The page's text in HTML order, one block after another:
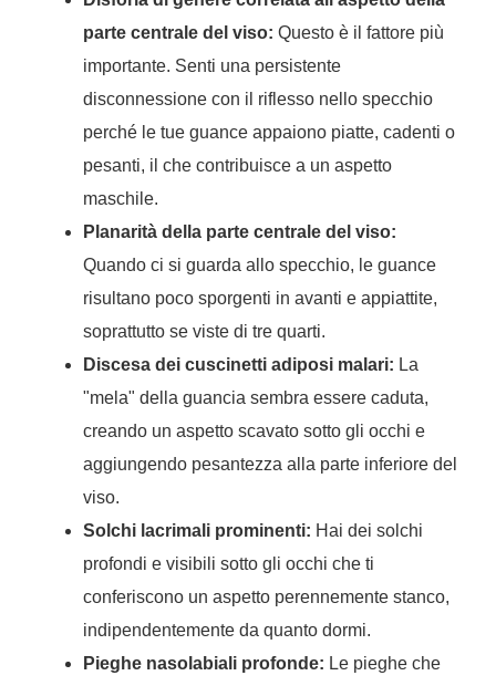
parte centrale del viso: Questo è il fattore più
importante. Senti una persistente
disconnessione con il riflesso nello specchio
perché le tue guance appaiono piatte, cadenti o
pesanti, il che contribuisce a un aspetto
maschile.
Planarità della parte centrale del viso:
Quando ci si guarda allo specchio, le guance
risultano poco sporgenti in avanti e appiattite,
soprattutto se viste di tre quarti.
Discesa dei cuscinetti adiposi malari: La
"mela" della guancia sembra essere caduta,
creando un aspetto scavato sotto gli occhi e
aggiungendo pesantezza alla parte inferiore del
viso.
Solchi lacrimali prominenti: Hai dei solchi
profondi e visibili sotto gli occhi che ti
conferiscono un aspetto perennemente stanco,
indipendentemente da quanto dormi.
Pieghe nasolabiali profonde: Le pieghe che